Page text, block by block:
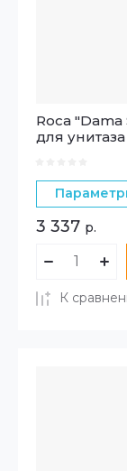
Roca
для унитаза
3 337 р.
К